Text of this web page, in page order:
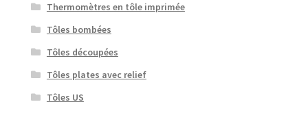
Thermomètres en tôle imprimée
Tôles bombées
Tôles découpées
Tôles plates avec relief
Tôles US